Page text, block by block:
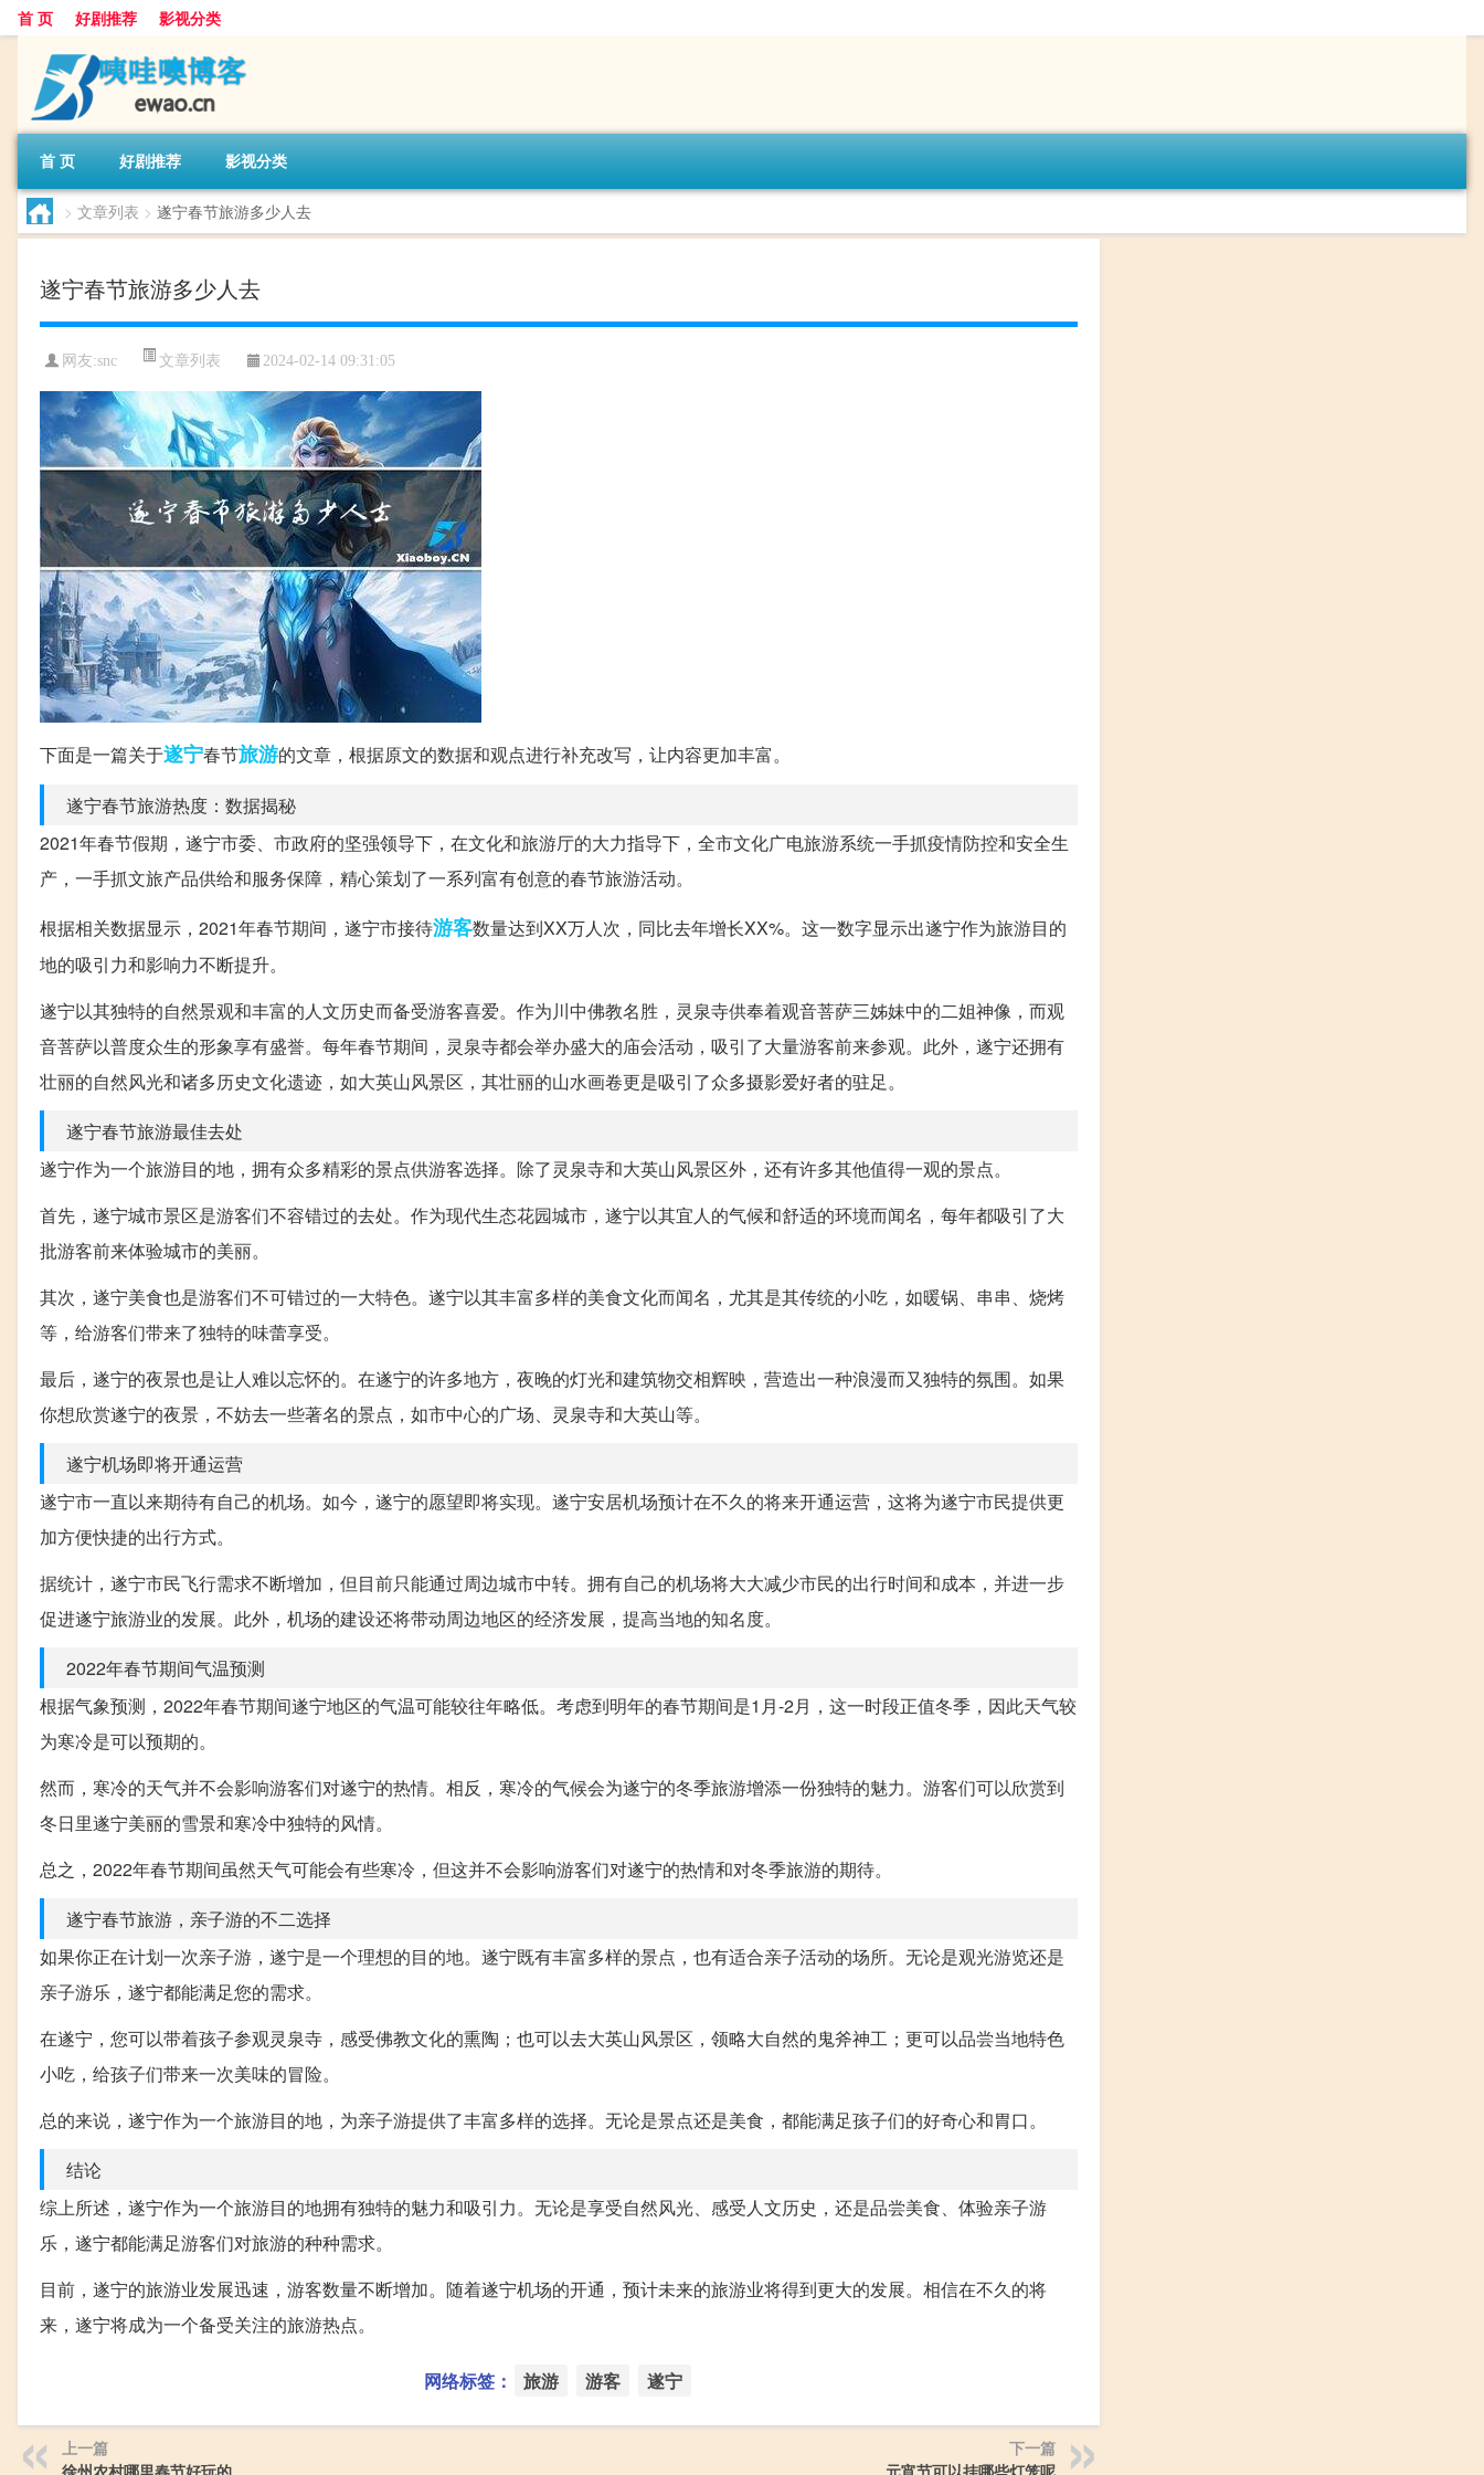
首 页 好剧推荐 影视分类
首 页 好剧推荐 影视分类
> 文章列表 > 遂宁春节旅游多少人去
遂宁春节旅游多少人去
网友:snc 文章列表 2024-02-14 09:31:05
下面是一篇关于遂宁春节旅游的文章，根据原文的数据和观点进行补充改写，让内容更加丰富。
遂宁春节旅游热度：数据揭秘
2021年春节假期，遂宁市委、市政府的坚强领导下，在文化和旅游厅的大力指导下，全市文化广电旅游系统一手抓疫情防控和安全生
产，一手抓文旅产品供给和服务保障，精心策划了一系列富有创意的春节旅游活动。
根据相关数据显示，2021年春节期间，遂宁市接待游客数量达到XX万人次，同比去年增长XX%。这一数字显示出遂宁作为旅游目的
地的吸引力和影响力不断提升。
遂宁以其独特的自然景观和丰富的人文历史而备受游客喜爱。作为川中佛教名胜，灵泉寺供奉着观音菩萨三姊妹中的二姐神像，而观
音菩萨以普度众生的形象享有盛誉。每年春节期间，灵泉寺都会举办盛大的庙会活动，吸引了大量游客前来参观。此外，遂宁还拥有
壮丽的自然风光和诸多历史文化遗迹，如大英山风景区，其壮丽的山水画卷更是吸引了众多摄影爱好者的驻足。
遂宁春节旅游最佳去处
遂宁作为一个旅游目的地，拥有众多精彩的景点供游客选择。除了灵泉寺和大英山风景区外，还有许多其他值得一观的景点。
首先，遂宁城市景区是游客们不容错过的去处。作为现代生态花园城市，遂宁以其宜人的气候和舒适的环境而闻名，每年都吸引了大
批游客前来体验城市的美丽。
其次，遂宁美食也是游客们不可错过的一大特色。遂宁以其丰富多样的美食文化而闻名，尤其是其传统的小吃，如暖锅、串串、烧烤
等，给游客们带来了独特的味蕾享受。
最后，遂宁的夜景也是让人难以忘怀的。在遂宁的许多地方，夜晚的灯光和建筑物交相辉映，营造出一种浪漫而又独特的氛围。如果
你想欣赏遂宁的夜景，不妨去一些著名的景点，如市中心的广场、灵泉寺和大英山等。
遂宁机场即将开通运营
遂宁市一直以来期待有自己的机场。如今，遂宁的愿望即将实现。遂宁安居机场预计在不久的将来开通运营，这将为遂宁市民提供更
加方便快捷的出行方式。
据统计，遂宁市民飞行需求不断增加，但目前只能通过周边城市中转。拥有自己的机场将大大减少市民的出行时间和成本，并进一步
促进遂宁旅游业的发展。此外，机场的建设还将带动周边地区的经济发展，提高当地的知名度。
2022年春节期间气温预测
根据气象预测，2022年春节期间遂宁地区的气温可能较往年略低。考虑到明年的春节期间是1月-2月，这一时段正值冬季，因此天气较
为寒冷是可以预期的。
然而，寒冷的天气并不会影响游客们对遂宁的热情。相反，寒冷的气候会为遂宁的冬季旅游增添一份独特的魅力。游客们可以欣赏到
冬日里遂宁美丽的雪景和寒冷中独特的风情。
总之，2022年春节期间虽然天气可能会有些寒冷，但这并不会影响游客们对遂宁的热情和对冬季旅游的期待。
遂宁春节旅游，亲子游的不二选择
如果你正在计划一次亲子游，遂宁是一个理想的目的地。遂宁既有丰富多样的景点，也有适合亲子活动的场所。无论是观光游览还是
亲子游乐，遂宁都能满足您的需求。
在遂宁，您可以带着孩子参观灵泉寺，感受佛教文化的熏陶；也可以去大英山风景区，领略大自然的鬼斧神工；更可以品尝当地特色
小吃，给孩子们带来一次美味的冒险。
总的来说，遂宁作为一个旅游目的地，为亲子游提供了丰富多样的选择。无论是景点还是美食，都能满足孩子们的好奇心和胃口。
结论
综上所述，遂宁作为一个旅游目的地拥有独特的魅力和吸引力。无论是享受自然风光、感受人文历史，还是品尝美食、体验亲子游
乐，遂宁都能满足游客们对旅游的种种需求。
目前，遂宁的旅游业发展迅速，游客数量不断增加。随着遂宁机场的开通，预计未来的旅游业将得到更大的发展。相信在不久的将
来，遂宁将成为一个备受关注的旅游热点。
网络标签： 旅游 游客 遂宁
上一篇
下一篇